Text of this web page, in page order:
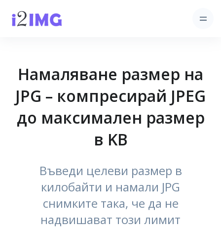
Намаляване размер на
JPG – компресирай JPEG
до максимален размер
в KB
Въведи целеви размер в
килобайти и намали JPG
снимките така, че да не
надвишават този лимит